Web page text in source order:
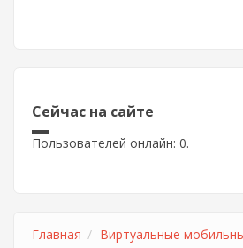
Сейчас на сайте
Пользователей онлайн: 0.
Главная
Виртуальные